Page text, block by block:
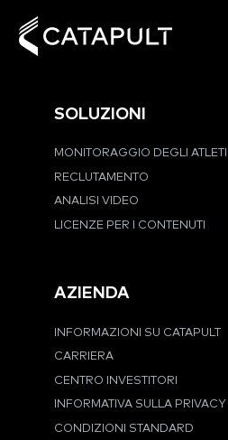
SOLUZIONI
MONITORAGGIO DEGLI ATLETI
RECLUTAMENTO
ANALISI VIDEO
LICENZE PER I CONTENUTI
AZIENDA
INFORMAZIONI SU CATAPULT
CARRIERA
CENTRO INVESTITORI
INFORMATIVA SULLA PRIVACY
CONDIZIONI STANDARD